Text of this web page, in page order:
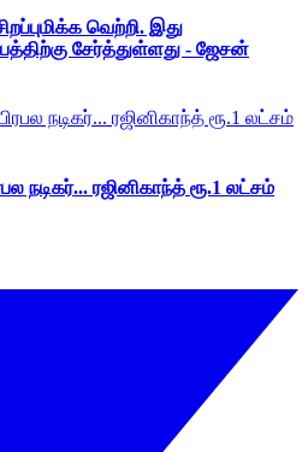
வெற்றி. இது
சேர்த்துள்ளது - ஜேசன்
நடிகர்... ரஜினிகாந்த் ரூ.1 லட்சம்